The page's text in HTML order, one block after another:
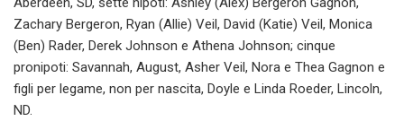
Zachary Bergeron, Ryan (Allie) Veil, David (Katie) Veil, Monica
(Ben) Rader, Derek Johnson e Athena Johnson; cinque
pronipoti: Savannah, August, Asher Veil, Nora e Thea Gagnon e
figli per legame, non per nascita, Doyle e Linda Roeder, Lincoln,
ND.